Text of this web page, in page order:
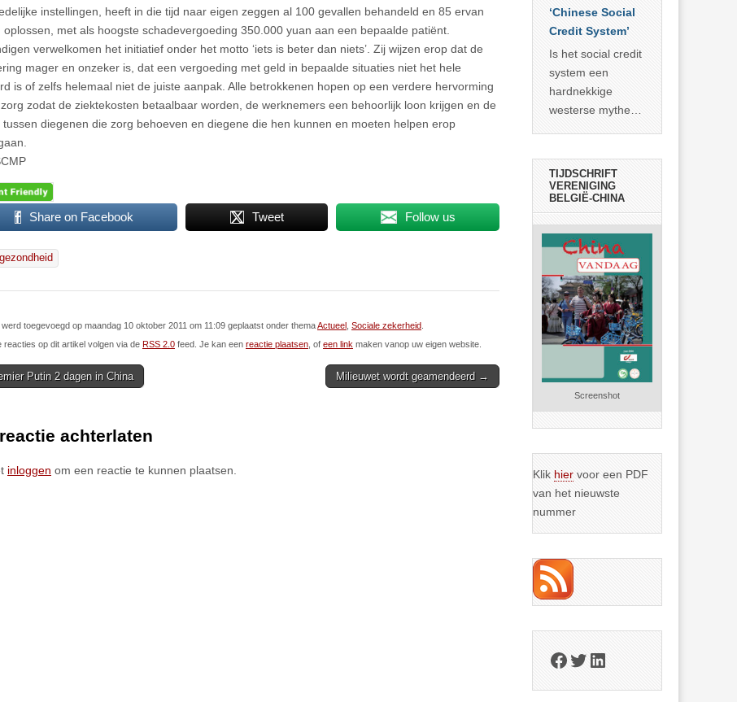
instellingen, heeft in die tijd naar eigen zeggen al 100 gevallen behandeld en 85 ervan
oplossen, met als hoogste schadevergoeding 350.000 yuan aan een bepaalde patiënt.
verwelkomen het initiatief onder het motto ‘iets is beter dan niets’. Zij wijzen erop dat de
mager en onzeker is, dat een vergoeding met geld in bepaalde situaties niet het hele
is of zelfs helemaal niet de juiste aanpak. Alle betrokkenen hopen op een verdere hervorming
zodat de ziektekosten betaalbaar worden, de werknemers een behoorlijk loon krijgen en de
tussen diegenen die zorg behoeven en diegene die hen kunnen en moeten helpen erop
Share on Facebook Tweet Follow us
gezondheid
werd toegevoegd op maandag 10 oktober 2011 om 11:09 geplaatst onder themaActueel Sociale zekerheid
reacties op dit artikel volgen via de RSS 2.0 feed. Je kan een reactie plaatsen , of een link maken vanop uw eigen website.
Putin 2 dagen in China Milieuwet wordt geamendeerd →
achterlaten
inloggen om een reactie te kunnen plaatsen.
zien dat
… >> lees meer
voorbije veertig
jaar in slaagde
meer dan 800
miljoen mensen
uit de armoede
… >> lees meer
‘Chinese Social
Credit System’
Is het social credit
system een
hardnekkige
westerse mythe of
TIJDSCHRIFT
VERENIGING
BELGIË-CHINA
Screenshot
Klik hier voor een PDF
van het nieuwste
nummer
Facebook
Twitter
LinkedIn